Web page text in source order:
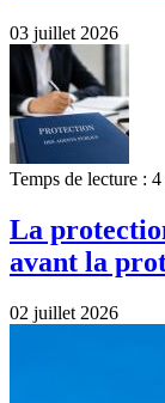
03 juillet 2026
Temps de lecture :
La
avant la
02 juillet 2026